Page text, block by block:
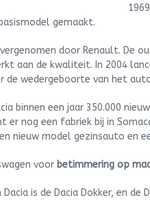
gemaakt.
door Renault. De
aan de kwaliteit. In 2004
de wedergeboorte van het
binnen een jaar 350.000
er nog een fabriek bij in
nieuw model gezinsauto en
voor betimmering op
is de Dacia Dokker, en de